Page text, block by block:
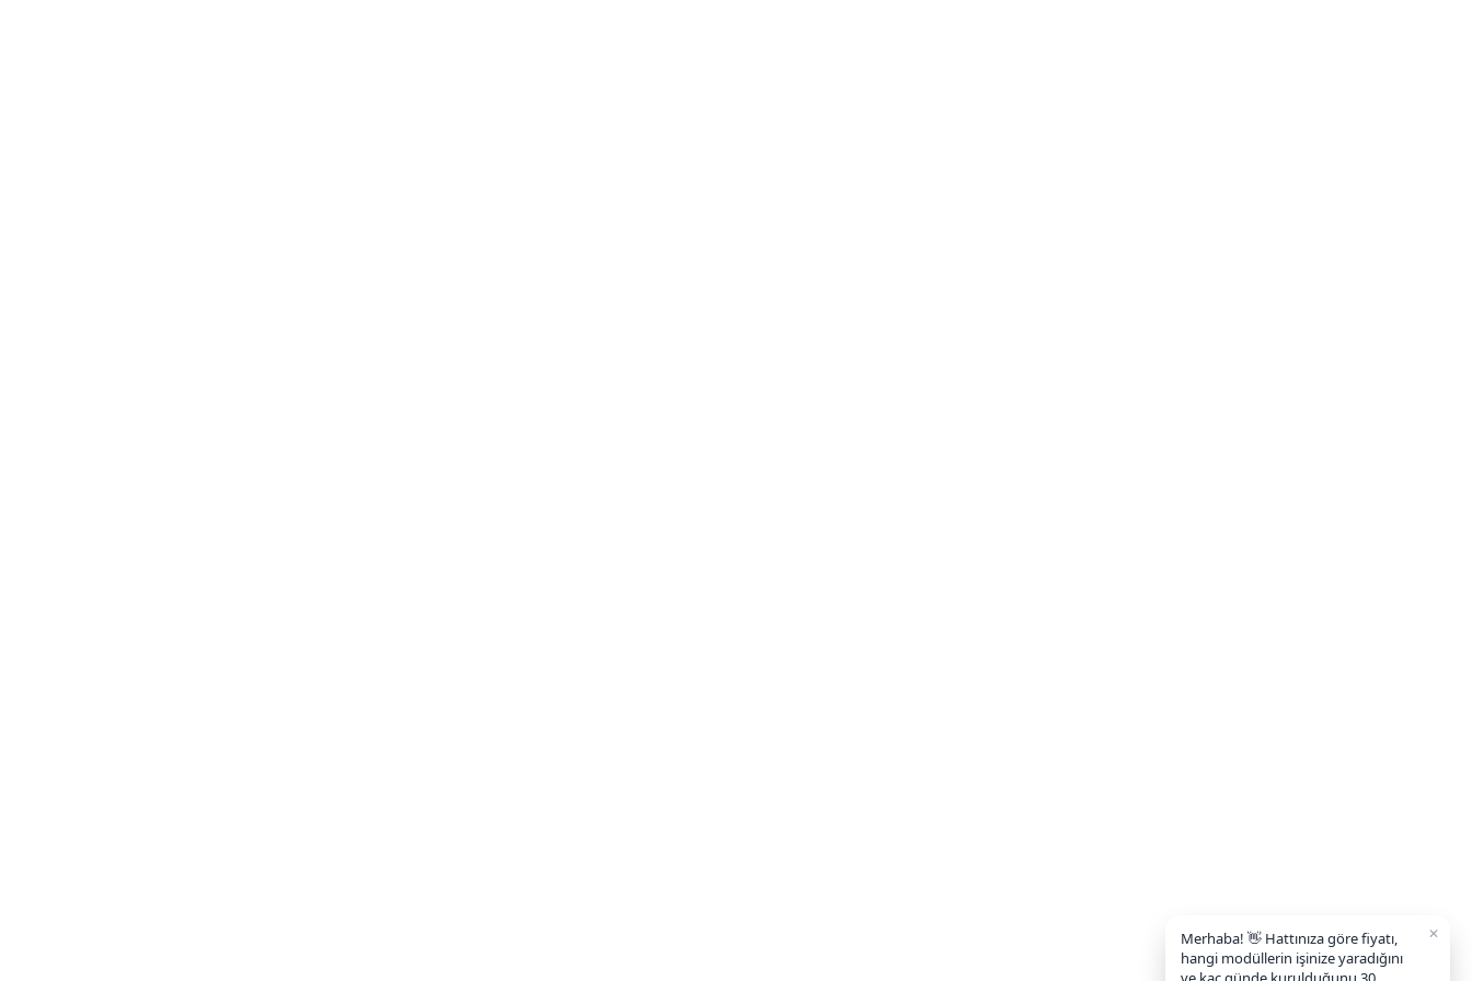
Merhaba! 👋 Hattınıza göre fiyatı,
hangi modüllerin işinize yaradığını
✕